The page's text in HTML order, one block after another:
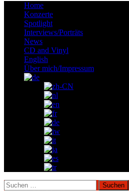
Home
Konzerte
Spotlight
Interviews/Porträts
News
CD and Vinyl
English
Über mich/Impressum
Suchen